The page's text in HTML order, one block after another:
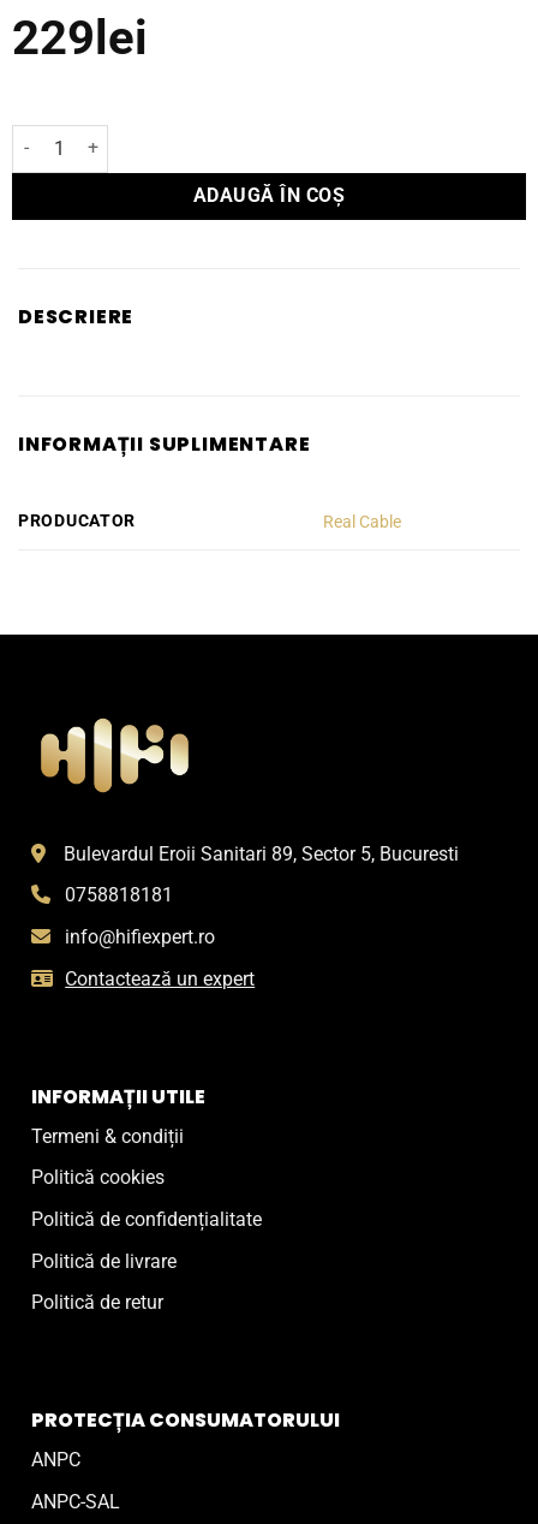
229lei
Cantitate Spike Real Cable Gold
ADAUGĂ ÎN COȘ
DESCRIERE
INFORMAȚII SUPLIMENTARE
PRODUCATOR Real Cable
Bulevardul Eroii Sanitari 89, Sector 5, Bucuresti
0758818181
info@hifiexpert.ro
Contactează un expert
INFORMAȚII UTILE
Termeni & condiții
Politică cookies
Politică de confidențialitate
Politică de livrare
Politică de retur
PROTECȚIA CONSUMATORULUI
ANPC
ANPC-SAL